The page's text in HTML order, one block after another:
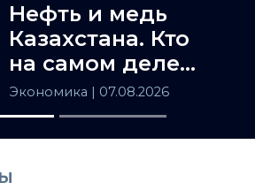
Нефть и медь
Казахстана. Кто
на самом деле
держит
Центральную
Азию
Экономика | 07.08.2026